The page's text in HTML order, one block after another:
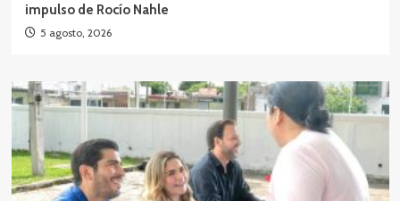
impulso de Rocío Nahle
5 agosto, 2026